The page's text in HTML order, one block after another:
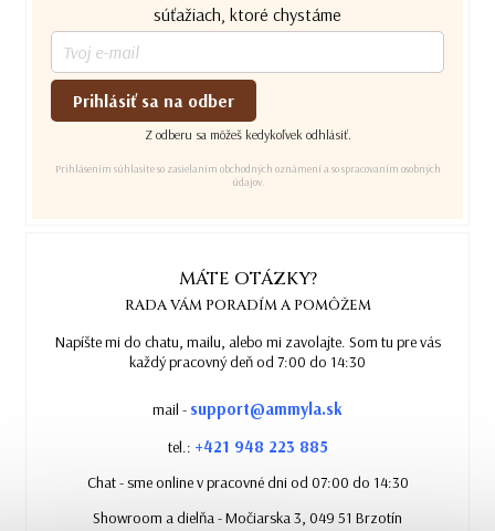
súťažiach, ktoré chystáme
Prihlásiť sa na odber
Z odberu sa môžeš kedykoľvek odhlásiť.
Prihlásením súhlasíte so zasielaním obchodných oznámení a so spracovaním osobných
údajov.
MÁTE OTÁZKY?
RADA VÁM PORADÍM A POMÔŽEM
Napíšte mi do chatu, mailu, alebo mi zavolajte. Som tu pre vás
každý pracovný deň od 7:00 do 14:30
mail - support@ammyla.sk
tel.: +421 948 223 885
Chat - sme online v pracovné dni od 07:00 do 14:30
Showroom a dielňa - Močiarska 3, 049 51 Brzotín